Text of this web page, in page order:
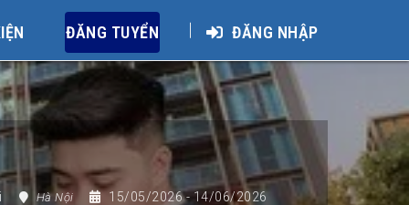
ĐĂNG TUYỂN ĐĂNG NHẬP
Hà Nội 15/05/2026- 14/06/2026